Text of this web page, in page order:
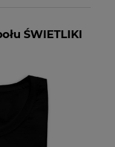
ŚWIETLIKI